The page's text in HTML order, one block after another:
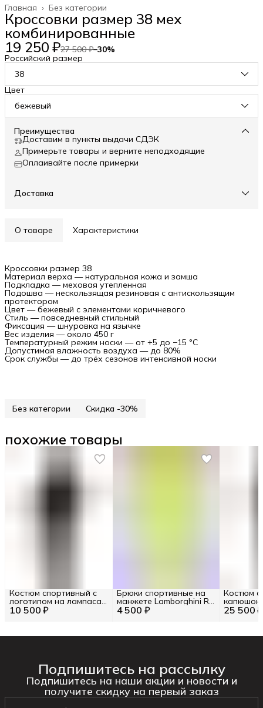
Без категории
Главная ›
Кроссовки размер 38 мех
комбинированные
19 250 ₽27 500 ₽−30%
Российский размер
38
Цвет
бежевый
Преимущества
Доставим в пункты выдачи СДЭК
Примерьте товары и верните неподходящие
Оплаивайте после примерки
Доставка
О товаре Характеристики
Кроссовки размер 38
Материал верха — натуральная кожа и замша
Подкладка — меховая утепленная
Подошва — нескользящая резиновая с антискользящим
протектором
Цвет — бежевый с элементами коричневого
Стиль — повседневный стильный
Фиксация — шнуровка на язычке
Вес изделия — около 450 г
Температурный режим носки — от +5 до −15 °C
Допустимая влажность воздуха — до 80%
Срок службы — до трёх сезонов интенсивной носки
Без категории Скидка -30%
похожие товары
10 500 ₽
Костюм спортивный с
логотипом на лампасах
Lamborghini RU 52 / EU 4 500 ₽
Брюки спортивные на
манжете Lamborghini RU
50 / EU 48 / M 25 500 ₽
Костюм
54 / XXL
Подпишитесь на рассылку
Подпишитесь на наши акции и новости и
получите скидку на первый заказ